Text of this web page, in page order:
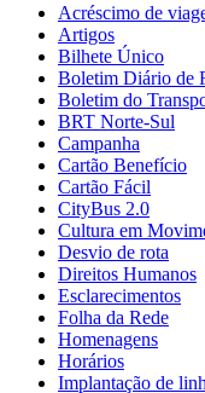
Acréscimo de
Artigos
Bilhete Único
Boletim Diário de
Boletim do
BRT Norte-Sul
Campanha
Cartão Benefício
Cartão Fácil
CityBus 2.0
Cultura em
Desvio de rota
Direitos Humanos
Esclarecimentos
Folha da Rede
Homenagens
Horários
Implantação de